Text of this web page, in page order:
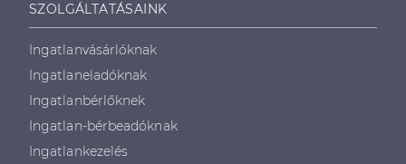
SZOLGÁLTATÁSAINK
Ingatlanvásárlóknak
Ingatlaneladóknak
Ingatlanbérlőknek
Ingatlan-bérbeadóknak
Ingatlankezelés